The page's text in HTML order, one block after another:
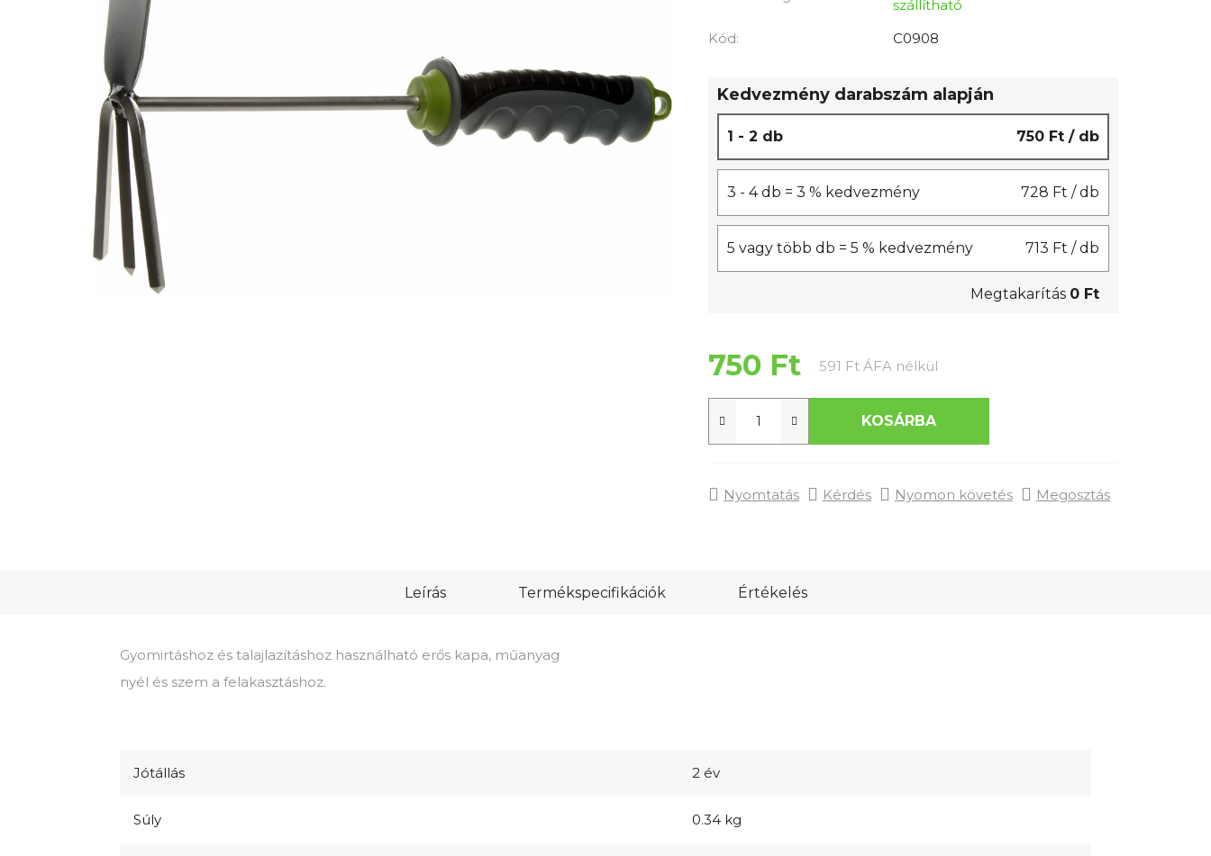
5-
csillag.
szállítható
Kód:
C0908
Kedvezmény darabszám alapján
1 - 2 db 750 Ft / db
3 - 4 db = 3 % kedvezmény 728 Ft / db
5 vagy több db = 5 % kedvezmény 713 Ft / db
Megtakarítás 0 Ft
750 Ft 591 Ft ÁFA nélkülEgységár:
KOSÁRBA
Nyomtatás Kérdés Nyomon követés Megosztás
Leírás Termékspecifikációk Értékelés
Gyomirtáshoz és talajlazításhoz használható erős kapa, műanyag
nyél és szem a felakasztáshoz.
Jótállás 2 év
Súly 0.34 kg